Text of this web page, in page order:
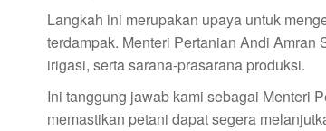
Langkah ini merupakan upaya untuk
terdampak. Menteri Pertanian Andi
irigasi, serta sarana-prasarana produksi.
Ini tanggung jawab kami sebagai Menteri
memastikan petani dapat segera